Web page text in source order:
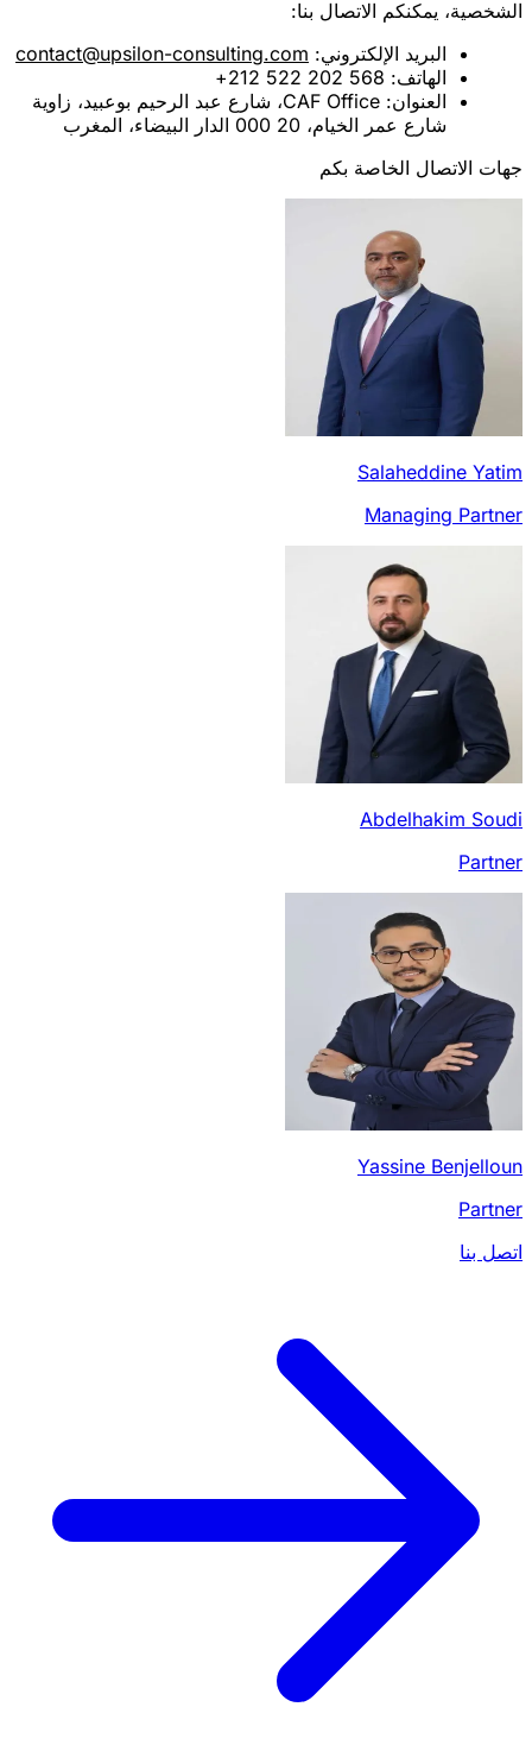
الشخصية، يمكنكم الاتصال بنا:
البريد الإلكتروني:
contact@upsilon-consulting.com
الهاتف: 568 202 522 212+
العنوان
: CAF Office، شارع عبد الرحيم بوعبيد، زاوية
شارع عمر الخيام، 20 000 الدار البيضاء، المغرب
جهات الاتصال الخاصة بكم
Salaheddine Yatim
Managing Partner
Abdelhakim Soudi
Partner
Yassine Benjelloun
Partner
اتصل بنا